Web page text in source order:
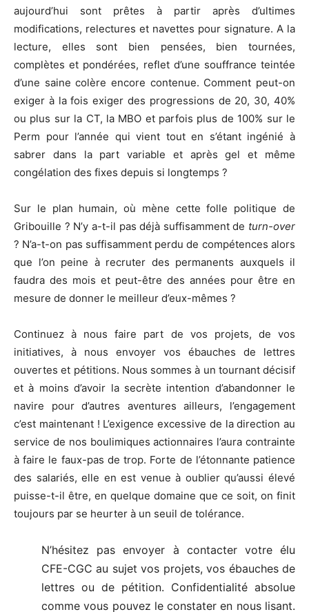
aujourd’hui sont prêtes à partir après d’ultimes
modifications, relectures et navettes pour signature. A la
lecture, elles sont bien pensées, bien tournées,
complètes et pondérées, reflet d’une souffrance teintée
d’une saine colère encore contenue. Comment peut-on
exiger à la fois exiger des progressions de 20, 30, 40%
ou plus sur la CT, la MBO et parfois plus de 100% sur le
Perm pour l’année qui vient tout en s’étant ingénié à
sabrer dans la part variable et après gel et même
congélation des fixes depuis si longtemps ?
Sur le plan humain, où mène cette folle politique de
Gribouille ? N’y a-t-il pas déjà suffisamment de turn-over
? N’a-t-on pas suffisamment perdu de compétences alors
que l’on peine à recruter des permanents auxquels il
faudra des mois et peut-être des années pour être en
mesure de donner le meilleur d’eux-mêmes ?
Continuez à nous faire part de vos projets, de vos
initiatives, à nous envoyer vos ébauches de lettres
ouvertes et pétitions. Nous sommes à un tournant décisif
et à moins d’avoir la secrète intention d’abandonner le
navire pour d’autres aventures ailleurs, l’engagement
c’est maintenant ! L’exigence excessive de la direction au
service de nos boulimiques actionnaires l’aura contrainte
à faire le faux-pas de trop. Forte de l’étonnante patience
des salariés, elle en est venue à oublier qu’aussi élevé
puisse-t-il être, en quelque domaine que ce soit, on finit
toujours par se heurter à un seuil de tolérance.
N’hésitez pas envoyer à contacter votre élu
CFE-CGC au sujet vos projets, vos ébauches de
lettres ou de pétition. Confidentialité absolue
comme vous pouvez le constater en nous lisant.